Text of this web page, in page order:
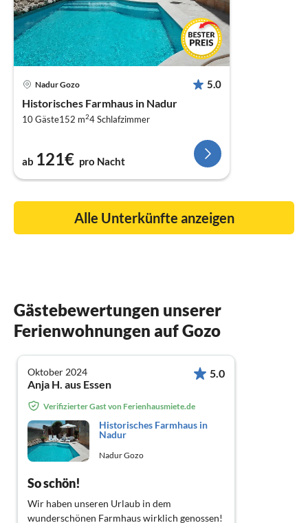
Nadur Gozo 5.0
Historisches Farmhaus in Nadur
10 Gäste152 m24Schlafzimmer
ab 121€ pro Nacht
Alle Unterkünfte anzeigen
Gästebewertungen unserer
Ferienwohnungen auf Gozo
Oktober 2024
Anja H. aus Essen
5.0
Verifizierter Gast von Ferienhausmiete.de
Historisches Farmhaus in
Nadur
Nadur Gozo
So schön!
Wir haben unseren Urlaub in dem
wunderschönen Farmhaus wirklich genossen!